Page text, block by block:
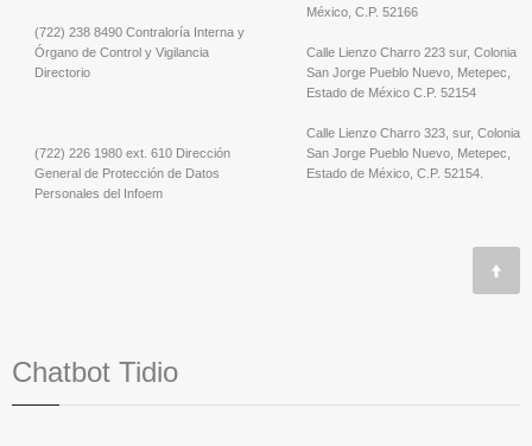
(722) 238 8490 Contraloría Interna y
Órgano de Control y Vigilancia
Directorio
(722) 226 1980 ext. 610 Dirección
General de Protección de Datos
Personales del Infoem
México, C.P. 52166
Calle Lienzo Charro 223 sur, Colonia
San Jorge Pueblo Nuevo, Metepec,
Estado de México C.P. 52154
Calle Lienzo Charro 323, sur, Colonia
San Jorge Pueblo Nuevo, Metepec,
Estado de México, C.P. 52154.
Chatbot Tidio